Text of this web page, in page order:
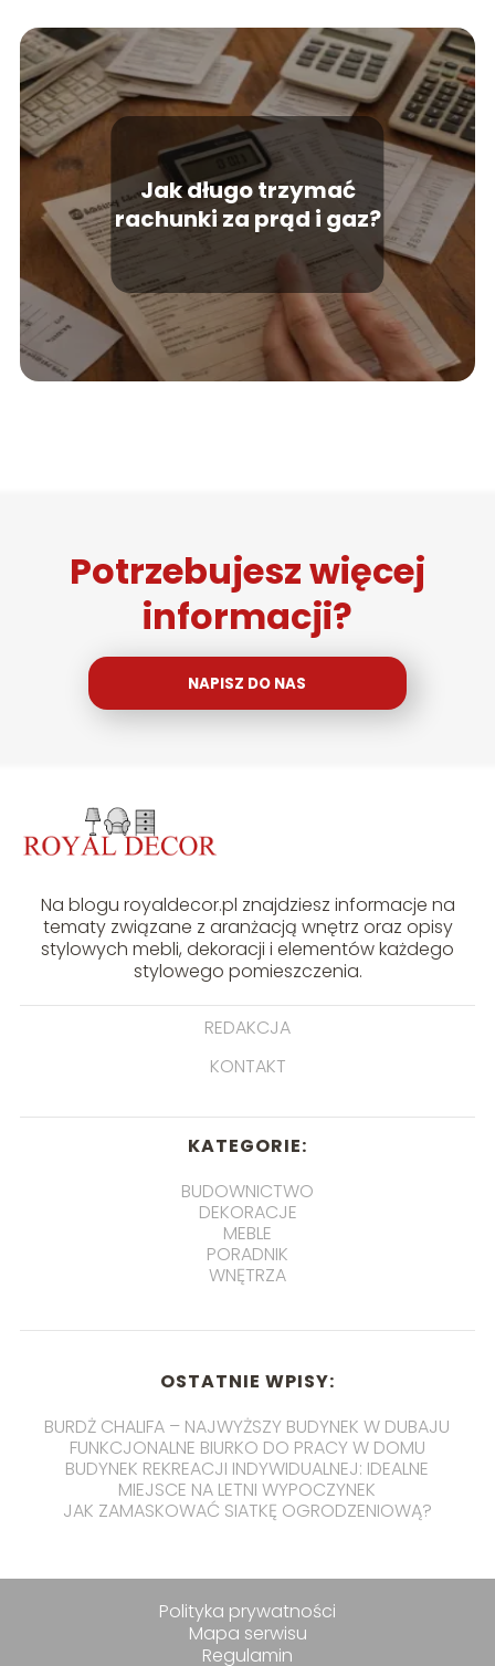
Jak długo trzymać
rachunki za prąd i gaz?
Potrzebujesz więcej
informacji?
NAPISZ DO NAS
Na blogu royaldecor.pl znajdziesz informacje na
tematy związane z aranżacją wnętrz oraz opisy
stylowych mebli, dekoracji i elementów każdego
stylowego pomieszczenia.
REDAKCJA
KONTAKT
KATEGORIE:
BUDOWNICTWO
DEKORACJE
MEBLE
PORADNIK
WNĘTRZA
OSTATNIE WPISY:
BURDŻ CHALIFA – NAJWYŻSZY BUDYNEK W DUBAJU
FUNKCJONALNE BIURKO DO PRACY W DOMU
BUDYNEK REKREACJI INDYWIDUALNEJ: IDEALNE
MIEJSCE NA LETNI WYPOCZYNEK
JAK ZAMASKOWAĆ SIATKĘ OGRODZENIOWĄ?
Polityka prywatności
Mapa serwisu
Regulamin